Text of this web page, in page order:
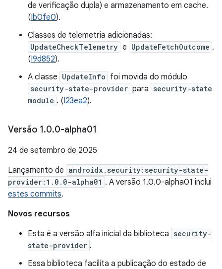
de verificação dupla) e armazenamento em cache.
(Ib0fe0).
Classes de telemetria adicionadas:
UpdateCheckTelemetry e UpdateFetchOutcome .
(I9d852).
A classe UpdateInfo foi movida do módulo
security-state-provider para security-state
module . (I23ea2).
Versão 1.0.0-alpha01
24 de setembro de 2025
Lançamento de androidx.security:security-state-
provider:1.0.0-alpha01 . A versão 1.0.0-alpha01 inclui
estes commits.
Novos recursos
Esta é a versão alfa inicial da biblioteca security-
state-provider .
Essa biblioteca facilita a publicação do estado de